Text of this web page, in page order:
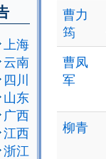
上海
云南
四川
山东
广西
江西
浙江
曹力
筠
曹凤
军
柳青